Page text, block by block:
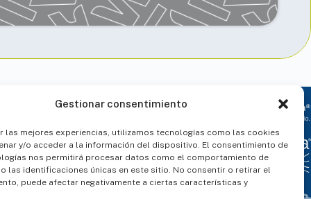
Gestionar consentimiento
las mejores experiencias, utilizamos tecnologías como las cookies
y/o acceder a la información del dispositivo. El consentimiento de
nos permitirá procesar datos como el comportamiento de
o las identificaciones únicas en este sitio. No consentir o retirar el
puede afectar negativamente a ciertas características y